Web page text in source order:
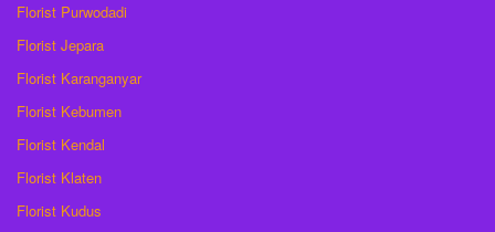
Florist Purwodadi
Florist Jepara
Florist Karanganyar
Florist Kebumen
Florist Kendal
Florist Klaten
Florist Kudus